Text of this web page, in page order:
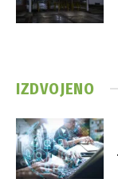
IZDVOJENO